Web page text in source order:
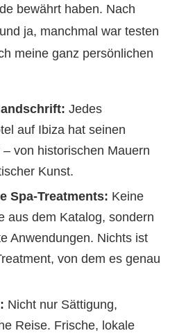
bewährt haben. Nach
ja, manchmal war testen
meine ganz persönlichen
Jedes
auf Ibiza hat seinen
von historischen Mauern
Kunst.
Spa-Treatments: Keine
aus dem Katalog, sondern
Anwendungen. Nichts ist
von dem es genau
Nicht nur Sättigung,
Reise. Frische, lokale